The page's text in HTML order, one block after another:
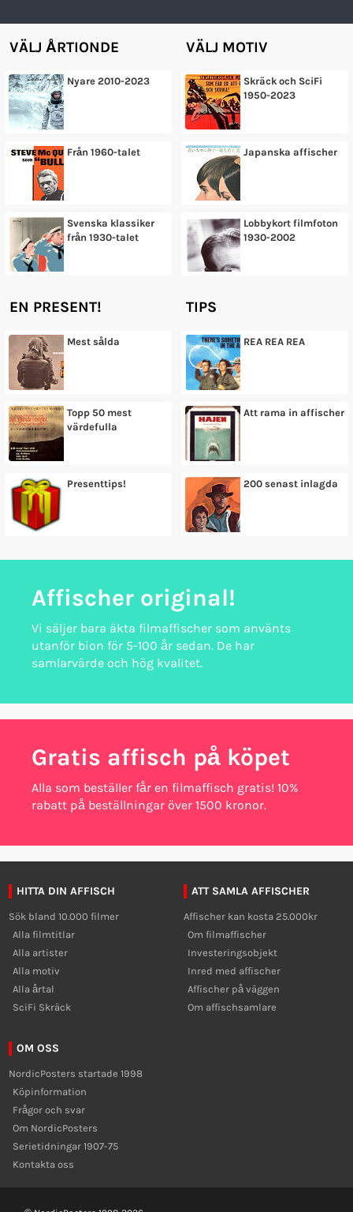
VÄLJ ÅRTIONDE
Nyare 2010-2023
Från 1960-talet
Svenska klassiker
från 1930-talet
VÄLJ MOTIV
Skräck och SciFi
1950-2023
Japanska affischer
Lobbykort filmfoton
1930-2002
EN PRESENT!
Mest sålda
Topp 50 mest
värdefulla
Presenttips!
TIPS
REA REA REA
Att rama in affischer
200 senast inlagda
Affischer original!
Vi säljer bara äkta filmaffischer som använts
utanför bion för 5-100 år sedan. De har
samlarvärde och hög kvalitet.
Gratis affisch på köpet
Alla som beställer får en filmaffisch gratis! 10%
rabatt på beställningar över 1500 kronor.
HITTA DIN AFFISCH
Sök bland 10.000 filmer
Alla filmtitlar
Alla artister
Alla motiv
Alla årtal
SciFi Skräck
ATT SAMLA AFFISCHER
Affischer kan kosta 25.000kr
Om filmaffischer
Investeringsobjekt
Inred med affischer
Affischer på väggen
Om affischsamlare
OM OSS
NordicPosters startade 1998
Köpinformation
Frågor och svar
Om NordicPosters
Serietidningar 1907-75
Kontakta oss